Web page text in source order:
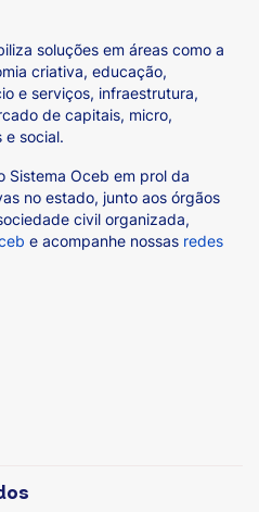
soluções em áreas como a
criativa, educação,
e serviços, infraestrutura,
de capitais, micro,
e social.
Sistema Oceb em prol da
no estado, junto aos órgãos
civil organizada,
e acompanhe nossas redes